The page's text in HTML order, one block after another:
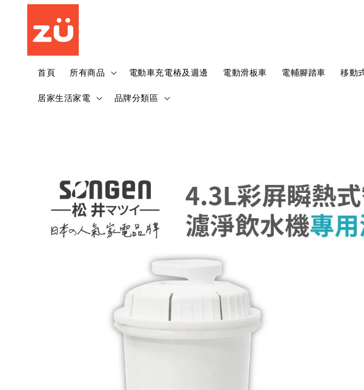
首頁 所有商品 電動車充電樁及週邊 電動滑板車 電輔腳踏車 移動
居家生活家電 品牌分類區